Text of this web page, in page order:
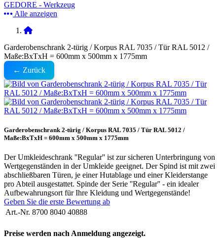
GEDORE - Werkzeug
Alle anzeigen
Garderobenschrank 2-türig / Korpus RAL 7035 / Tür RAL 5012 /
Maße:BxTxH = 600mm x 500mm x 1775mm
← Zurück
Garderobenschrank 2-türig / Korpus RAL 7035 / Tür RAL 5012 /
Maße:BxTxH = 600mm x 500mm x 1775mm
Der Umkleideschrank ''Regular'' ist zur sicheren Unterbringung von
Wertgegenständen in der Umkleide geeignet. Der Spind ist mit zwei
abschließbaren Türen, je einer Hutablage und einer Kleiderstange
pro Abteil ausgestattet. Spinde der Serie ''Regular'' - ein idealer
Aufbewahrungsort für Ihre Kleidung und Wertgegenstände!
Geben Sie die erste Bewertung ab
Art.-Nr. 8700 8040 40888
Preise werden nach Anmeldung angezeigt.